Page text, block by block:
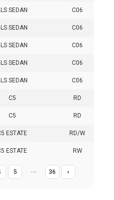
SEDAN C06
SEDAN C06
SEDAN C06
SEDAN C06
SEDAN C06
C5 RD
C5 RD
ESTATE RD/W
ESTATE RW
5 … 36 ›